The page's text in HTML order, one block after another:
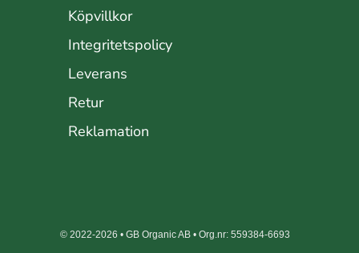
Köpvillkor
Integritetspolicy
Leverans
Retur
Reklamation
© 2022-2026 • GB Organic AB • Org.nr: 559384-6693